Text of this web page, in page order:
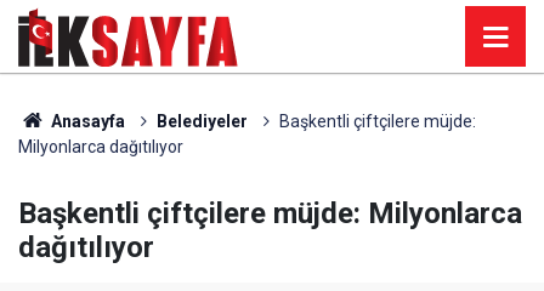
Anasayfa Belediyeler
Başkentli çiftçilere müjde:
Milyonlarca dağıtılıyor
Başkentli çiftçilere müjde: Milyonlarca
dağıtılıyor